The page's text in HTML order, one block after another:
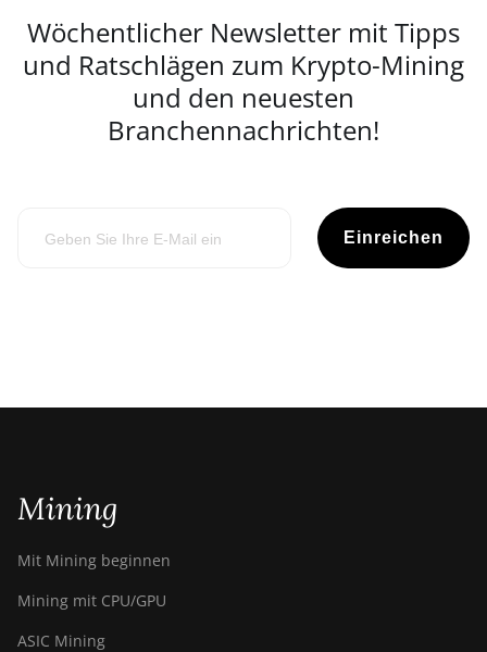
Wöchentlicher Newsletter mit Tipps
und Ratschlägen zum Krypto-Mining
und den neuesten
Branchennachrichten!
Einreichen
Mining
Mit Mining beginnen
Mining mit CPU/GPU
ASIC Mining